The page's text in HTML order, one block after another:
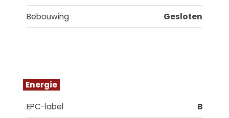
Bebouwing Gesloten
Energie
EPC-label B